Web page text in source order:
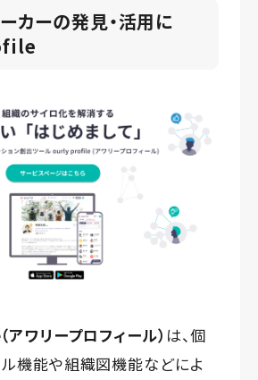
カーの発見・活用に
ワリープロフィール） は、個
機能や組織図機能などによ